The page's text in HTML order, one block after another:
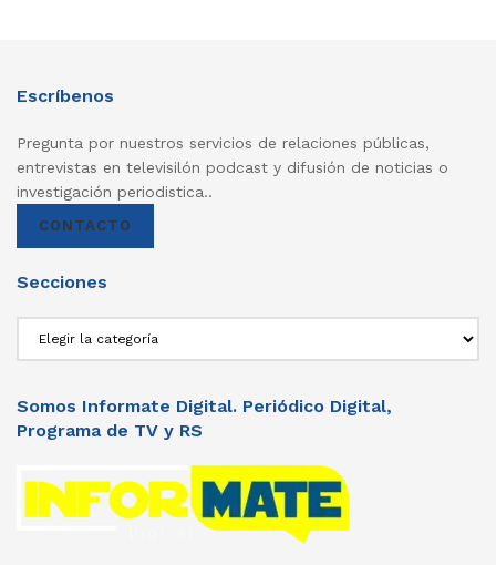
Escríbenos
Pregunta por nuestros servicios de relaciones públicas,
entrevistas en televisilón podcast y difusión de noticias o
investigación periodistica..
CONTACTO
Secciones
Somos Informate Digital. Periódico Digital,
Programa de TV y RS